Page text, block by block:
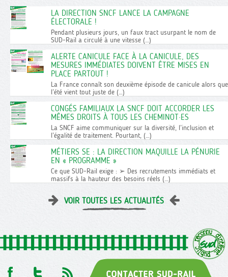
LA DIRECTION SNCF LANCE LA CAMPAGNE
ÉLECTORALE !
Pendant plusieurs jours, un faux tract usurpant le nom de
SUD-Rail a circulé à une vitesse (…)
ALERTE CANICULE FACE À LA CANICULE, DES
MESURES IMMÉDIATES DOIVENT ÊTRE MISES EN
PLACE PARTOUT !
La France connaît son deuxième épisode de canicule alors que
l’été vient tout juste de (…)
CONGÉS FAMILIAUX LA SNCF DOIT ACCORDER LES
MÊMES DROITS À TOUS LES CHEMINOT·ES
La SNCF aime communiquer sur la diversité, l’inclusion et
l’égalité de traitement. Pourtant, (…)
MÉTIERS SE : LA DIRECTION MAQUILLE LA PÉNURIE
EN « PROGRAMME »
Ce que SUD-Rail exige : ➢ Des recrutements immédiats et
massifs à la hauteur des besoins réels (…)
VOIR TOUTES LES ACTUALITÉS